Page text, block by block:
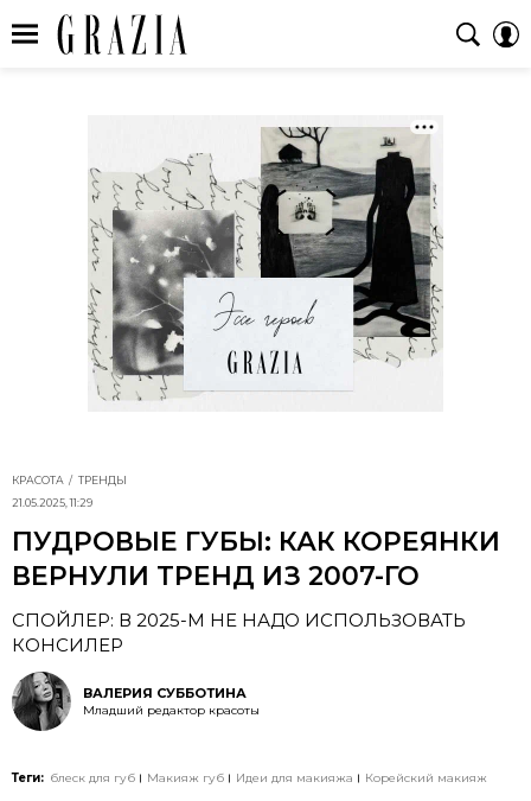
КРАСОТА
ТРЕНДЫ
21.05.2025, 11:29
ПУДРОВЫЕ ГУБЫ: КАК КОРЕЯНКИ
ВЕРНУЛИ ТРЕНД ИЗ 2007-ГО
СПОЙЛЕР: В 2025-М НЕ НАДО ИСПОЛЬЗОВАТЬ
КОНСИЛЕР
ВАЛЕРИЯ СУББОТИНА
Младший редактор красоты
Теги: блеск для губ Макияж губ Идеи для макияжа Корейский макияж